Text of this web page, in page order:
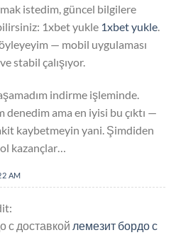
istedim, güncel bilgilere
1xbet yukle 1xbet yukle
— mobil uygulaması
stabil çalışıyor.
indirme işleminde.
ama en iyisi bu çıktı —
kaybetmeyin yani. Şimdiden
kazançlar…
AM
с доставкой лемезит бордо с